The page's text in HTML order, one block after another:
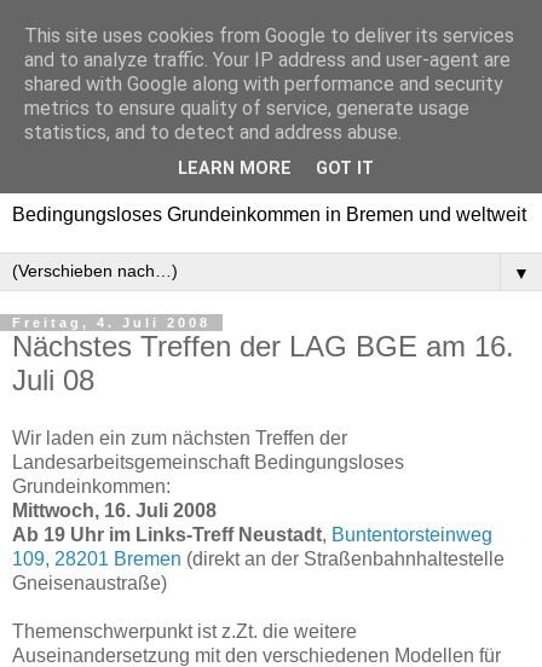
Bedingungsloses
Grundeinkommen in
Bremen und weltweit
Bedingungsloses Grundeinkommen in Bremen und weltweit
▼
Freitag, 4. Juli 2008
Nächstes Treffen der LAG BGE am 16.
Juli 08
Wir laden ein zum nächsten Treffen der
Landesarbeitsgemeinschaft Bedingungsloses
Grundeinkommen:
Mittwoch, 16. Juli 2008
Ab 19 Uhr im Links-Treff Neustadt, Buntentorsteinweg
109, 28201 Bremen (direkt an der Straßenbahnhaltestelle
Gneisenaustraße)
Themenschwerpunkt ist z.Zt. die weitere
Auseinandersetzung mit den verschiedenen Modellen für
This site uses cookies from Google to deliver its services
and to analyze traffic. Your IP address and user-agent are
shared with Google along with performance and security
metrics to ensure quality of service, generate usage
statistics, and to detect and address abuse.
LEARN MORE GOT IT